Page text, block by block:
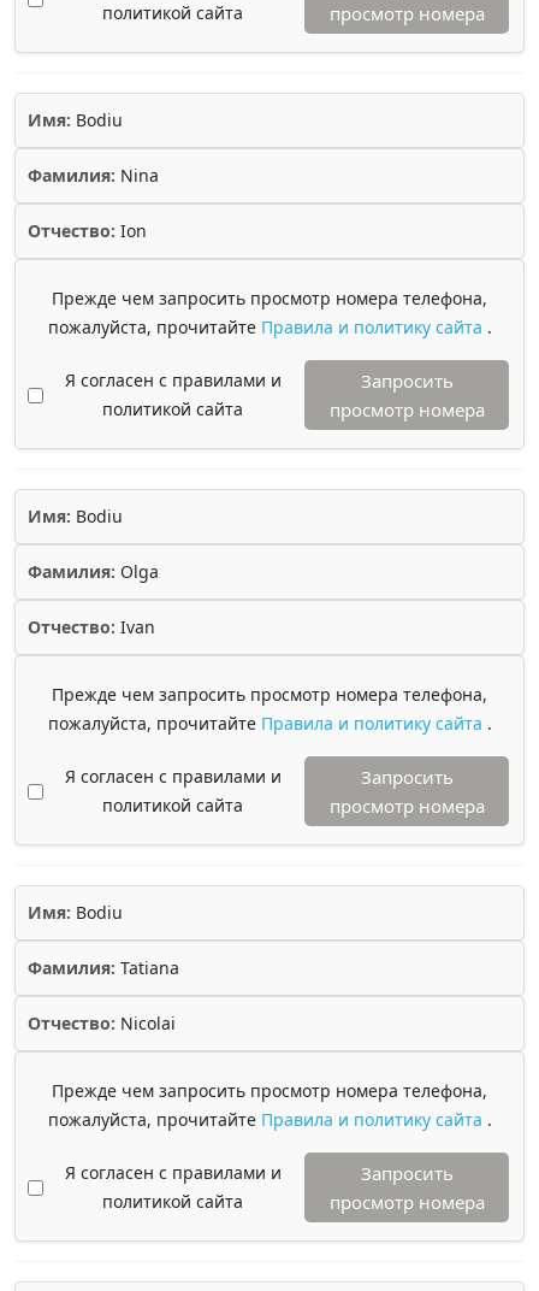
политикой сайта
просмотр номера
Имя: Bodiu
Фамилия: Nina
Отчество: Ion
Прежде чем запросить просмотр номера телефона,
пожалуйста, прочитайте Правила и политику сайта .
Я согласен с правилами и
политикой сайта
Запросить
просмотр номера
Имя: Bodiu
Фамилия: Olga
Отчество: Ivan
Прежде чем запросить просмотр номера телефона,
пожалуйста, прочитайте Правила и политику сайта .
Я согласен с правилами и
политикой сайта
Запросить
просмотр номера
Имя: Bodiu
Фамилия: Tatiana
Отчество: Nicolai
Прежде чем запросить просмотр номера телефона,
пожалуйста, прочитайте Правила и политику сайта .
Я согласен с правилами и
политикой сайта
Запросить
просмотр номера